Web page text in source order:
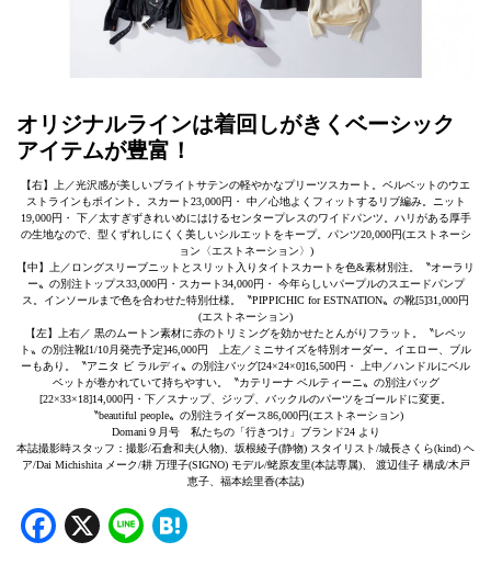
オリジナルラインは着回しがきくベーシック
アイテムが豊富！
【右】上／光沢感が美しいブライトサテンの軽やかなプリーツスカート。ベルベットのウエ
ストラインもポイント。スカート23,000円・ 中／心地よくフィットするリブ編み。ニット
19,000円・ 下／太すぎずきれいめにはけるセンタープレスのワイドパンツ。ハリがある厚手
の生地なので、型くずれしにくく美しいシルエットをキープ。パンツ20,000円(エストネーシ
ョン〈エストネーション〉)
【中】上／ロングスリーブニットとスリット入りタイトスカートを色&素材別注。〝オーラリ
ー〟の別注トップス33,000円・スカート34,000円・ 今年らしいパープルのスエードパンプ
ス。インソールまで色を合わせた特別仕様。〝PIPPICHIC for ESTNATION〟の靴[5]31,000円
(エストネーション)
【左】上右／ 黒のムートン素材に赤のトリミングを効かせたとんがりフラット。〝レペッ
ト〟の別注靴[1/10月発売予定]46,000円 上左／ミニサイズを特別オーダー。イエロー、ブル
ーもあり。〝アニタ ビ ラルディ〟の別注バッグ[24×24×0]16,500円・ 上中／ハンドルにベル
ベットが巻かれていて持ちやすい。〝カテリーナ ベルティーニ〟の別注バッグ
[22×33×18]14,000円・下／スナップ、ジップ、バックルのパーツをゴールドに変更。
〝beautiful people〟の別注ライダース86,000円(エストネーション)
Domani９月号 私たちの「行きつけ」ブランド24 より
本誌撮影時スタッフ：撮影/石倉和夫(人物)、坂根綾子(静物) スタイリスト/城長さくら(kind) ヘ
ア/Dai Michishita メーク/耕 万理子(SIGNO) モデル/蛯原友里(本誌専属)、 渡辺佳子 構成/木戸
恵子、福本絵里香(本誌)
Facebook
X Line